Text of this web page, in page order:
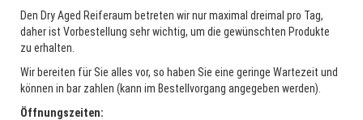
Den Dry Aged Reiferaum betreten wir nur maximal dreimal pro Tag,
daher ist Vorbestellung sehr wichtig, um die gewünschten Produkte
zu erhalten.
Wir bereiten für Sie alles vor, so haben Sie eine geringe Wartezeit und
können in bar zahlen (kann im Bestellvorgang angegeben werden).
Öffnungszeiten: